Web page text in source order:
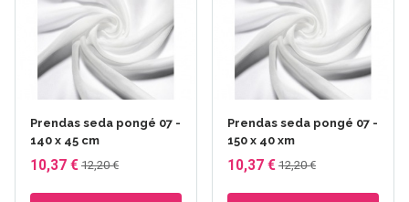
Prendas seda pongé 07 -
140 x 45 cm
10,37 € 12,20 €
Prendas seda pongé 07 -
150 x 40 xm
10,37 € 12,20 €